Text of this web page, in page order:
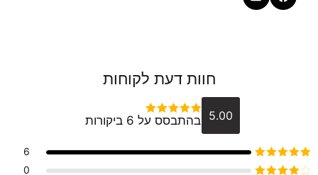
חוות דעת לקוחות
5.00 דורג 5מתוך 5
בהתבסס על 6 ביקורות
דורג5מתוך 5
6
0